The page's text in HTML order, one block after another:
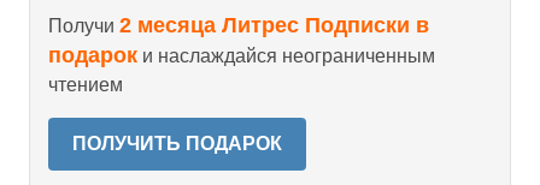
Получи 2 месяца Литрес Подписки в
подарок и наслаждайся неограниченным
чтением
ПОЛУЧИТЬ ПОДАРОК